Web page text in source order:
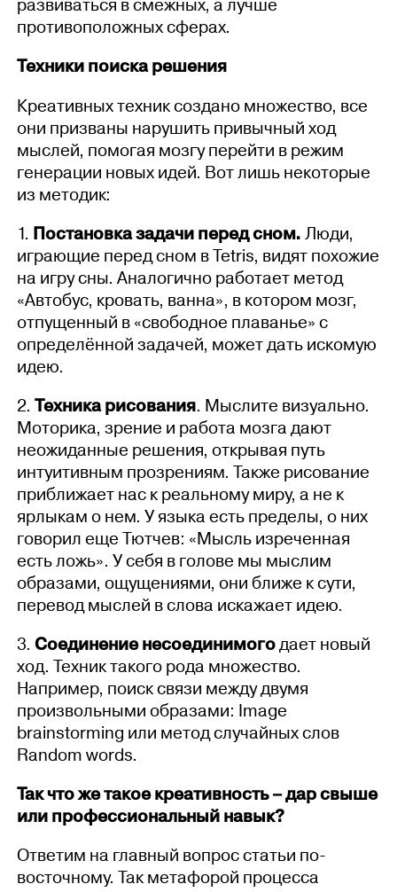
развиваться в смежных, а лучше
противоположных сферах.
Техники поиска решения
Креативных техник создано множество, все
они призваны нарушить привычный ход
мыслей, помогая мозгу перейти в режим
генерации новых идей. Вот лишь некоторые
из методик:
1. Постановка задачи перед сном.Люди,
играющие перед сном в Tetris, видят похожие
на игру сны. Аналогично работает метод
«Автобус, кровать, ванна», в котором мозг,
отпущенный в «свободное плаванье» с
определённой задачей, может дать искомую
идею.
2.Техника рисования. Мыслите визуально.
Моторика, зрение и работа мозга дают
неожиданные решения, открывая путь
интуитивным прозрениям. Также рисование
приближает нас к реальному миру, а не к
ярлыкам о нем. У языка есть пределы, о них
говорил еще Тютчев: «Мысль изреченная
есть ложь». У себя в голове мы мыслим
образами, ощущениями, они ближе к сути,
перевод мыслей в слова искажает идею.
3.Соединение несоединимогодает новый
ход. Техник такого рода множество.
Например, поиск связи между двумя
произвольными образами: Image
brainstorming или метод случайных слов
Random words.
Так что же такое креативность – дар свыше
или профессиональный навык?
Ответим на главный вопрос статьи по-
восточному. Так метафорой процесса